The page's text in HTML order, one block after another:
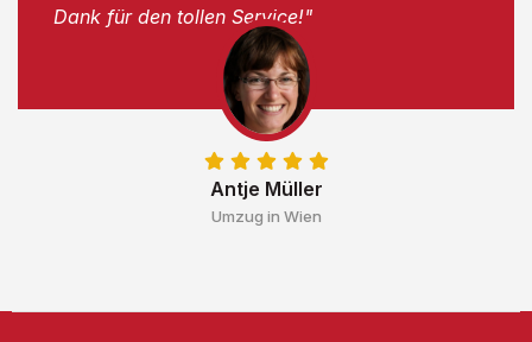
Antje Müller
Umzug in Wien
Dank für den tollen Service!"